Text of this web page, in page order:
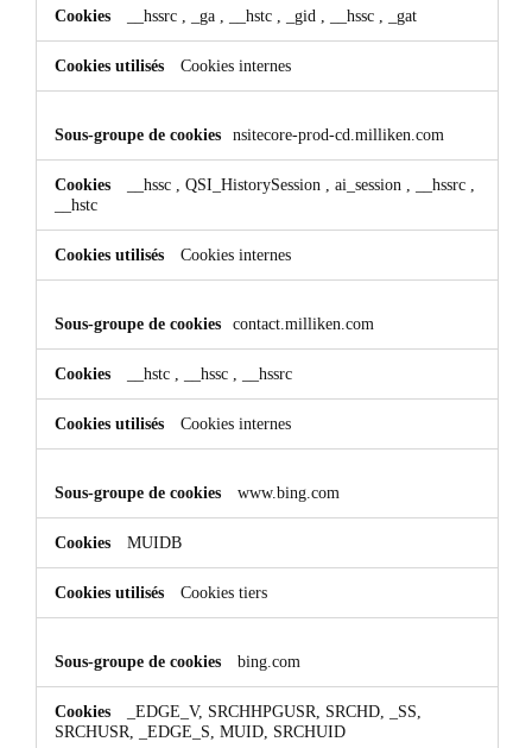
__hssrc _ga __hstc _gid __hssc _gat
Cookies internes
nsitecore-prod-cd.milliken.com
__hssc QSI_HistorySession ai_session __hssrc
__hstc
Cookies internes
contact.milliken.com
__hstc __hssc __hssrc
Cookies internes
www.bing.com
MUIDB
Cookies tiers
bing.com
_EDGE_V, SRCHHPGUSR, SRCHD, _SS,
SRCHUSR, _EDGE_S, MUID, SRCHUID